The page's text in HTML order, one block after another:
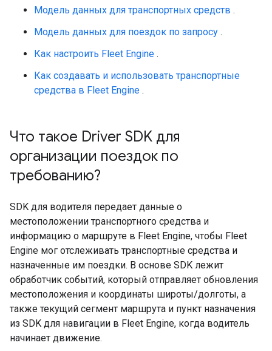
Модель данных для транспортных средств .
Модель данных для поездок по запросу .
Как настроить Fleet Engine .
Как создавать и использовать транспортные
средства в Fleet Engine .
Что такое Driver SDK для
организации поездок по
требованию?
SDK для водителя передает данные о
местоположении транспортного средства и
информацию о маршруте в Fleet Engine, чтобы Fleet
Engine мог отслеживать транспортные средства и
назначенные им поездки. В основе SDK лежит
обработчик событий, который отправляет обновления
местоположения и координаты широты/долготы, а
также текущий сегмент маршрута и пункт назначения
из SDK для навигации в Fleet Engine, когда водитель
начинает движение.